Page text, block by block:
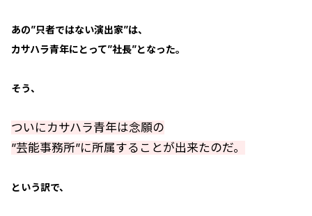
あの”只者ではない演出家”は、
カサハラ青年にとって”社長”となった。
そう、
ついにカサハラ青年は念願の
”芸能事務所”に所属することが出来たのだ。
という訳で、